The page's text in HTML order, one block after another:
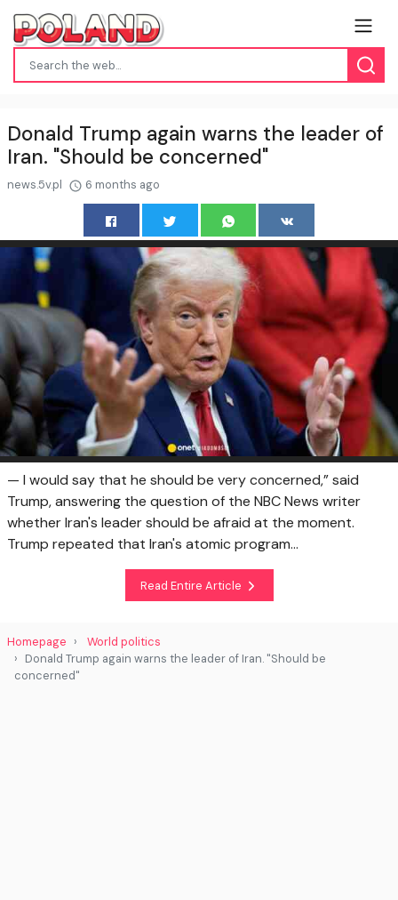
Donald Trump again warns the leader of
Iran. "Should be concerned"
news.5v.pl 6 months ago
— I would say that he should be very concerned,” said
Trump, answering the question of the NBC News writer
whether Iran's leader should be afraid at the moment.
Trump repeated that Iran's atomic program...
Read Entire Article
Homepage
World politics
Donald Trump again warns the leader of Iran. "Should be
concerned"